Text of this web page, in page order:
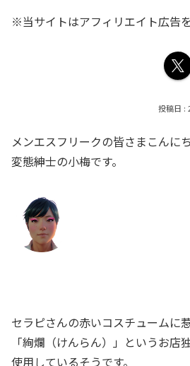
※当サイトはアフィリエイト広告
メンエスフリークの皆さまこんにち
変態紳士の小梅です。
セラピさんの赤いコスチュームに
「絢爛（けんらん）」というお店
使用しているそうです。